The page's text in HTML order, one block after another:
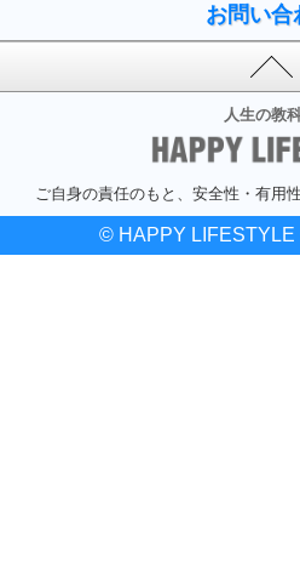
お問い合
人生の教
ご自身の責任のもと、安全性・有用
© HAPPY LIFESTYLE